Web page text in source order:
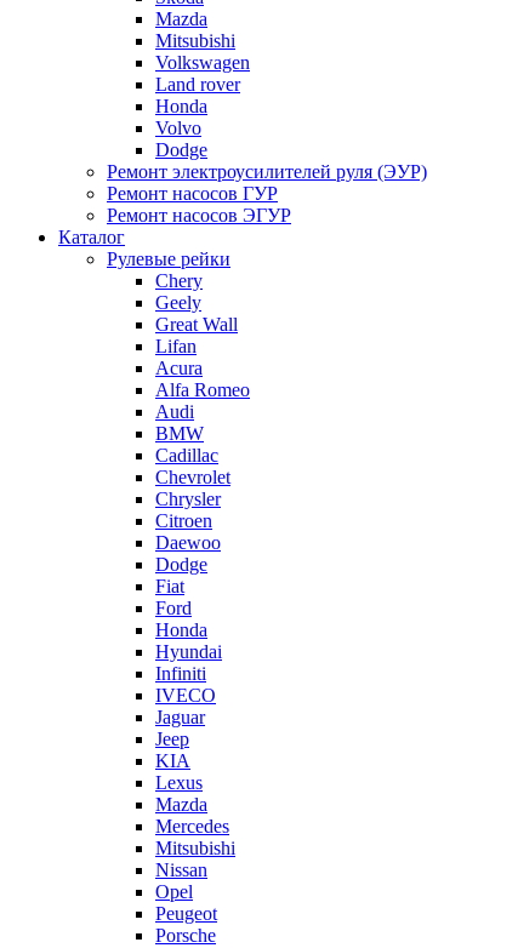
Mazda
Mitsubishi
Volkswagen
Land rover
Honda
Volvo
Dodge
Ремонт электроусилителей руля (ЭУР)
Ремонт насосов ГУР
Ремонт насосов ЭГУР
Каталог
Рулевые рейки
Chery
Geely
Great Wall
Lifan
Acura
Alfa Romeo
Audi
BMW
Cadillac
Chevrolet
Chrysler
Citroen
Daewoo
Dodge
Fiat
Ford
Honda
Hyundai
Infiniti
IVECO
Jaguar
Jeep
KIA
Lexus
Mazda
Mercedes
Mitsubishi
Nissan
Opel
Peugeot
Porsche